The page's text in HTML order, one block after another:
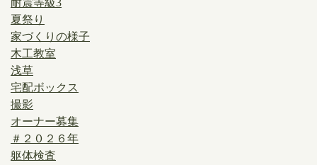
夏祭り
家づくりの様子
木工教室
浅草
宅配ボックス
撮影
オーナー募集
＃２０２６年
躯体検査